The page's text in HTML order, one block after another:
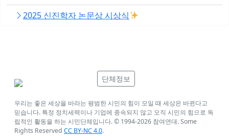
2025 신진학자 논문상 시상식
단체정보
우리는 좋은 세상을 바라는 평범한 시민의 힘이 모일 때 세상은 바뀐다고
믿습니다. 특정 정치세력이나 기업에 종속되지 않고 오직 시민의 힘으로 독
립적인 활동을 하는 시민단체입니다. © 1994-2026 참여연대. Some
Rights Reserved CC BY-NC 4.0.